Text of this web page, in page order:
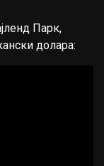
Парк,
долара: